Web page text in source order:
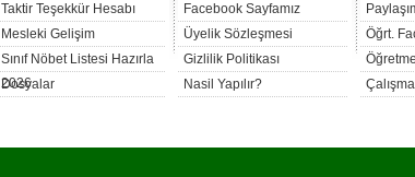
Taktir Teşekkür Hesabı
Mesleki Gelişim
Sınıf Nöbet Listesi Hazırla
2026
Dosyalar
Facebook Sayfamız
Üyelik Sözleşmesi
Gizlilik Politikası
Nasil Yapılır?
Öğrt.